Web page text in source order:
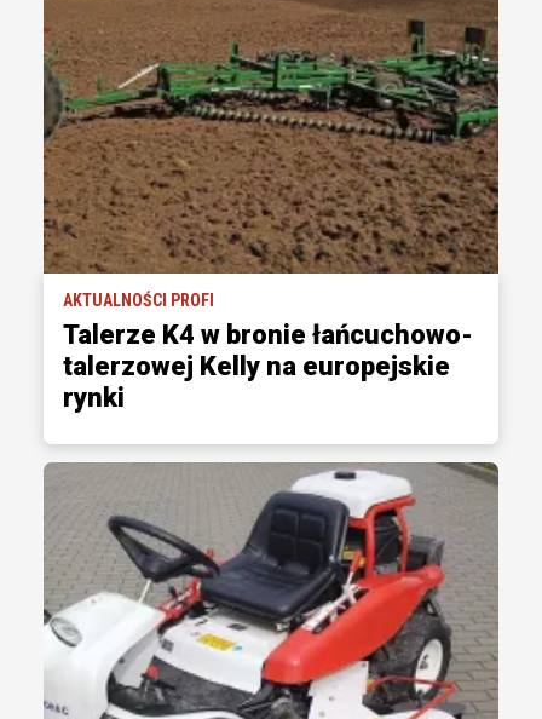
AKTUALNOŚCI PROFI
Talerze K4 w bronie łańcuchowo-
talerzowej Kelly na europejskie
rynki